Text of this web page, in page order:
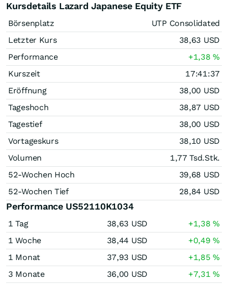
Kursdetails Lazard Japanese Equity ETF
Börsenplatz
UTP Consolidated
Letzter Kurs
38,63 USD
Performance
+1,38%
Kurszeit
17:41:37
Eröffnung
38,00 USD
Tageshoch
38,87 USD
Tagestief
38,00 USD
Vortageskurs
38,10 USD
Volumen
1,77 Tsd.Stk.
52-Wochen Hoch
39,68 USD
52-Wochen Tief
28,84 USD
Performance US52110K1034
1 Tag 38,63 USD +1,38%
1 Woche
38,44 USD +0,49%
1 Monat
37,93 USD +1,85%
3 Monate
36,00 USD +7,31%